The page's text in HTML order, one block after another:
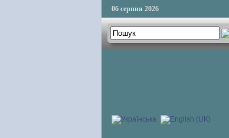
06 серпня 2026